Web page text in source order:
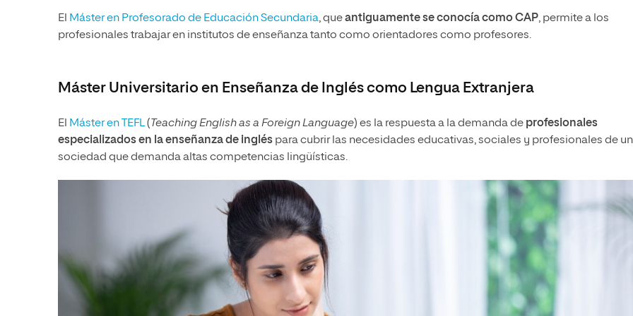
El Máster en Profesorado de Educación Secundaria, queantiguamente se conocía como CAP, permite a los
profesionales trabajar en institutos de enseñanza tanto como orientadores como profesores.
Máster Universitario en Enseñanza de Inglés como Lengua Extranjera
El Máster en TEFL( Teaching English as a Foreign Language) es la respuesta a la demanda de profesionales
especializados en la enseñanza de inglés para cubrir las necesidades educativas, sociales y profesionales de
sociedad que demanda altas competencias lingüísticas.